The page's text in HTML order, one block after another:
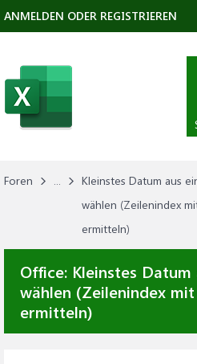
Foren ...
Kleinstes Datum aus
wählen (Zeilenindex
ermitteln)
Office: Kleinstes
wählen (Zeilenindex
ermitteln)
ANMELDEN ODER REGISTRIEREN